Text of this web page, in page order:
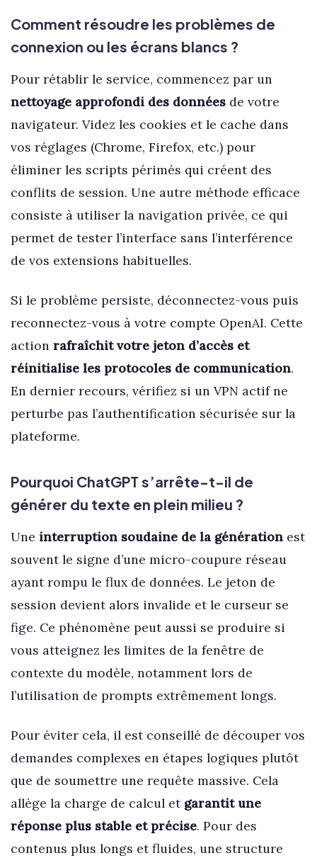
Comment résoudre les problèmes de
connexion ou les écrans blancs ?
Pour rétablir le service, commencez par un
nettoyage approfondi des donnéesde votre
navigateur. Videz les cookies et le cache dans
vos réglages (Chrome, Firefox, etc.) pour
éliminer les scripts périmés qui créent des
conflits de session. Une autre méthode efficace
consiste à utiliser la navigation privée, ce qui
permet de tester l’interface sans l’interférence
de vos extensions habituelles.
Si le problème persiste, déconnectez-vous puis
reconnectez-vous à votre compte OpenAI. Cette
action rafraîchit votre jeton d’accès et
réinitialise les protocoles de communication.
En dernier recours, vérifiez si un VPN actif ne
perturbe pas l’authentification sécurisée sur la
plateforme.
Pourquoi ChatGPT s’arrête-t-il de
générer du texte en plein milieu ?
Une interruption soudaine de la générationest
souvent le signe d’une micro-coupure réseau
ayant rompu le flux de données. Le jeton de
session devient alors invalide et le curseur se
fige. Ce phénomène peut aussi se produire si
vous atteignez les limites de la fenêtre de
contexte du modèle, notamment lors de
l’utilisation de prompts extrêmement longs.
Pour éviter cela, il est conseillé de découper vos
demandes complexes en étapes logiques plutôt
que de soumettre une requête massive. Cela
allège la charge de calcul et garantit une
réponse plus stable et précise. Pour des
contenus plus longs et fluides, une structure